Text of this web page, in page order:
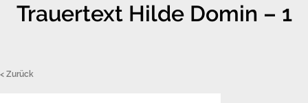
Trauertext Hilde Domin – 1
< Zurück